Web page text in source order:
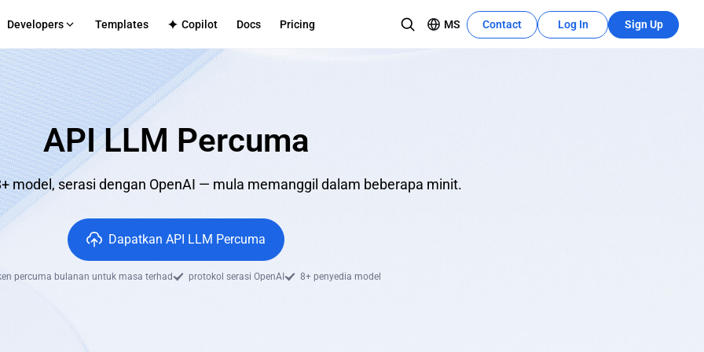
Multi-Penyewa
pengeluaran untuk platform anda
frontend-backend service integration
CMS
full-stack application hosting
Developers Templates Copilot Docs Pricing MS Contact Log In Sign Up
API LLM Percuma
model, serasi dengan OpenAI — mula memanggil dalam beberapa minit.
Dapatkan API LLM Percuma
percuma bulanan untuk masa terhad protokol serasi OpenAI 8+ penyedia model